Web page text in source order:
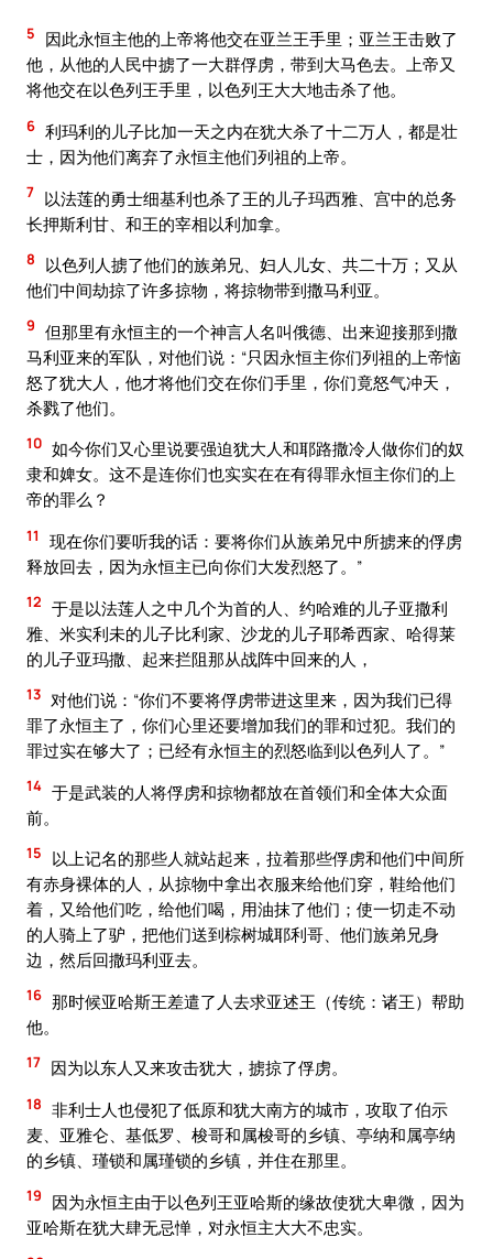
5
因此永恒主他的上帝将他交在亚兰王手里；亚兰王击败了
他，从他的人民中掳了一大群俘虏，带到大马色去。上帝又
将他交在以色列王手里，以色列王大大地击杀了他。
6 利玛利的儿子比加一天之内在犹大杀了十二万人，都是壮
士，因为他们离弃了永恒主他们列祖的上帝。
7 以法莲的勇士细基利也杀了王的儿子玛西雅、宫中的总务
长押斯利甘、和王的宰相以利加拿。
8
以色列人掳了他们的族弟兄、妇人儿女、共二十万；又从
他们中间劫掠了许多掠物，将掠物带到撒马利亚。
9 但那里有永恒主的一个神言人名叫俄德、出来迎接那到撒
马利亚来的军队，对他们说：“只因永恒主你们列祖的上帝恼
怒了犹大人，他才将他们交在你们手里，你们竟怒气冲天，
杀戮了他们。
10 如今你们又心里说要强迫犹大人和耶路撒冷人做你们的奴
隶和婢女。这不是连你们也实实在在有得罪永恒主你们的上
帝的罪么？
11
现在你们要听我的话：要将你们从族弟兄中所掳来的俘虏
释放回去，因为永恒主已向你们大发烈怒了。”
12 于是以法莲人之中几个为首的人、约哈难的儿子亚撒利
雅、米实利未的儿子比利家、沙龙的儿子耶希西家、哈得莱
的儿子亚玛撒、起来拦阻那从战阵中回来的人，
13 对他们说：“你们不要将俘虏带进这里来，因为我们已得
罪了永恒主了，你们心里还要增加我们的罪和过犯。我们的
罪过实在够大了；已经有永恒主的烈怒临到以色列人了。”
14 于是武装的人将俘虏和掠物都放在首领们和全体大众面
前。
15
以上记名的那些人就站起来，拉着那些俘虏和他们中间所
有赤身裸体的人，从掠物中拿出衣服来给他们穿，鞋给他们
着，又给他们吃，给他们喝，用油抹了他们；使一切走不动
的人骑上了驴，把他们送到棕树城耶利哥、他们族弟兄身
边，然后回撒玛利亚去。
16 那时候亚哈斯王差遣了人去求亚述王（传统：诸王）帮助
他。
17 因为以东人又来攻击犹大，掳掠了俘虏。
18 非利士人也侵犯了低原和犹大南方的城市，攻取了伯示
麦、亚雅仑、基低罗、梭哥和属梭哥的乡镇、亭纳和属亭纳
的乡镇、瑾锁和属瑾锁的乡镇，并住在那里。
19
因为永恒主由于以色列王亚哈斯的缘故使犹大卑微，因为
亚哈斯在犹大肆无忌惮，对永恒主大大不忠实。